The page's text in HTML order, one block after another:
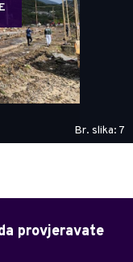
Br. slika: 7
provjeravate